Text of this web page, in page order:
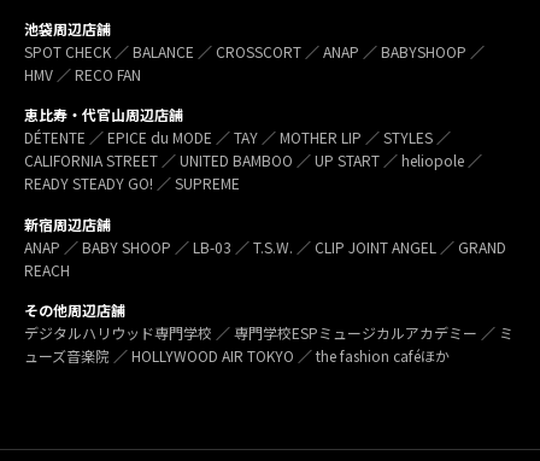
池袋周辺店舗
SPOT CHECK ／ BALANCE ／ CROSSCORT ／ ANAP ／ BABYSHOOP ／
HMV ／ RECO FAN
恵比寿・代官山周辺店舗
DÉTENTE ／ EPICE du MODE ／ TAY ／ MOTHER LIP ／ STYLES ／
CALIFORNIA STREET ／ UNITED BAMBOO ／ UP START ／ heliopole ／
READY STEADY GO! ／ SUPREME
新宿周辺店舗
ANAP ／ BABY SHOOP ／ LB-03 ／ T.S.W. ／ CLIP JOINT ANGEL ／ GRAND
REACH
その他周辺店舗
デジタルハリウッド専門学校 ／ 専門学校ESPミュージカルアカデミー ／ ミ
ューズ音楽院 ／ HOLLYWOOD AIR TOKYO ／ the fashion caféほか